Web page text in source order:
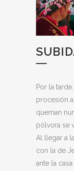
Por la
procesión
queman
pólvora se
Al llegar a
con la de
ante la